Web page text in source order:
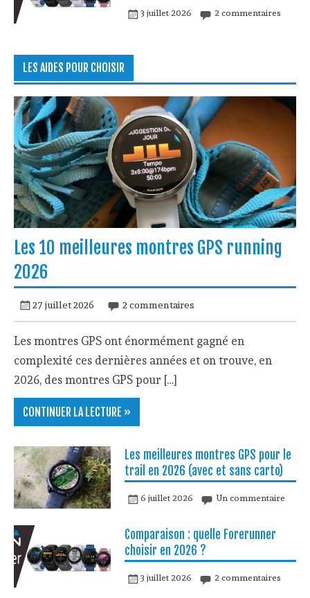
3 juillet 2026 2 commentaires
LES AIDES POUR CHOISIR
Les 10 meilleures montres GPS running
2026
27 juillet 2026 2 commentaires
Les montres GPS ont énormément gagné en
complexité ces dernières années et on trouve, en
2026, des montres GPS pour […]
CONTINUER LA LECTURE »
Les meilleures montres GPS pour le
trail en 2026 (avec et sans carto)
6 juillet 2026 Un commentaire
Comparaison : quelle Forerunner
choisir en 2026 ?
3 juillet 2026 2 commentaires